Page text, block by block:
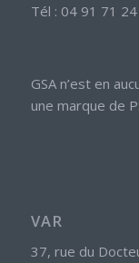
Tél : 04 91 71
GSA n’est en
une marque de
VAR
37, rue du